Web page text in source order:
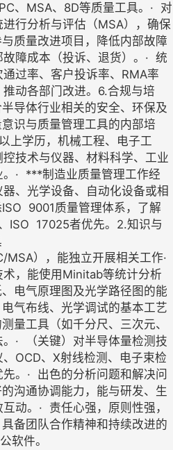
、MSA、8D等质量工具。· 对
行分析与评估（MSA），确保
质量改进项目，降低内部故障
障成本（投诉、退货）。· 统
过率、客户投诉率、RMA率
动各部门改进。6.合规与培
导体行业相关的安全、环保及
识与质量管理工具的内部培
上学历，机械工程、电子工
技术与仪器、材料科学、工业
· ***制造业质量管理工作经
、光学设备、自动化设备或相
9001质量管理体系，了解
ISO 17025者优先。2.知识与
MSA），能独立开展相关工作·
，能使用Minitab等统计分析
电气原理图及光学路径图的能
气布线、光学调试的基本工艺
量工具（如千分尺、三次元、
· （关键）对半导体量检测技
OCD、X射线检测、电子束检
。· 出色的分析问题和解决问
沟通协调能力，能与研发、生
动。· 责任心强，原则性强，
备团队合作精神和持续改进的
软件。